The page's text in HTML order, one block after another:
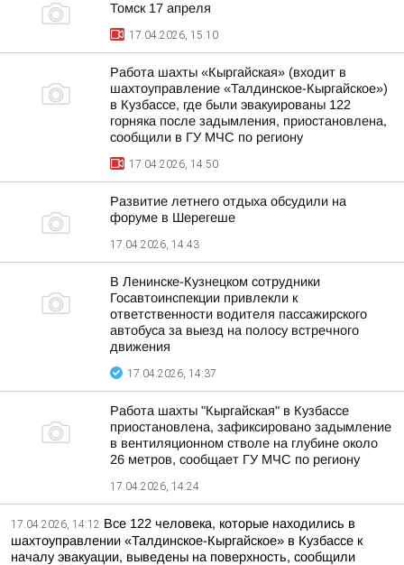
Томск 17 апреля
17.04.2026, 15:10
Работа шахты «Кыргайская» (входит в
шахтоуправление «Талдинское-Кыргайское»)
в Кузбассе, где были эвакуированы 122
горняка после задымления, приостановлена,
сообщили в ГУ МЧС по региону
17.04.2026, 14:50
Развитие летнего отдыха обсудили на
форуме в Шерегеше
17.04.2026, 14:43
В Ленинске-Кузнецком сотрудники
Госавтоинспекции привлекли к
ответственности водителя пассажирского
автобуса за выезд на полосу встречного
движения
17.04.2026, 14:37
Работа шахты "Кыргайская" в Кузбассе
приостановлена, зафиксировано задымление
в вентиляционном стволе на глубине около
26 метров, сообщает ГУ МЧС по региону
17.04.2026, 14:24
17.04.2026, 14:12 Все 122 человека, которые находились в
шахтоуправлении «Талдинское-Кыргайское» в Кузбассе к
началу эвакуации, выведены на поверхность, сообщили